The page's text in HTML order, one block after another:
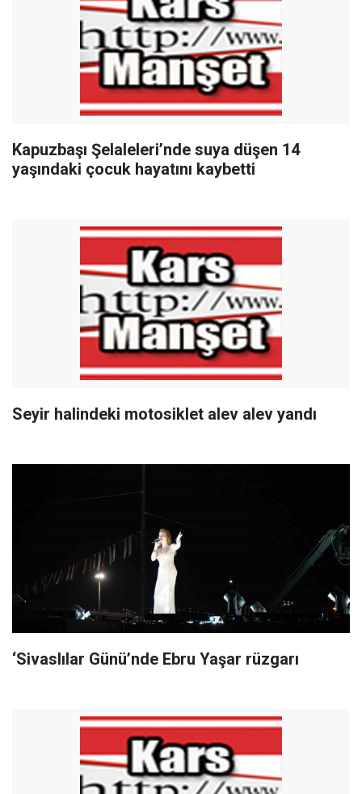
Kapuzbaşı Şelaleleri’nde suya düşen 14
yaşındaki çocuk hayatını kaybetti
Seyir halindeki motosiklet alev alev yandı
‘Sivaslılar Günü’nde Ebru Yaşar rüzgarı